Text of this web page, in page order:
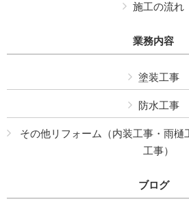
施工の流れ
業務内容
塗装工事
防水工事
その他リフォーム（内装工事・雨樋
工事）
ブログ